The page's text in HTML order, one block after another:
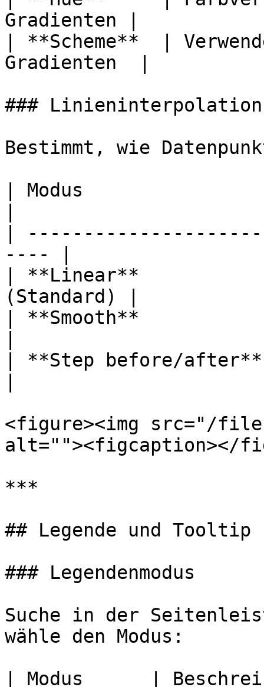
Gradienten |
| **Scheme**  |
Gradienten  |
### Linieninterpolation
Bestimmt, wie
| Modus
|
---- |
| **Linear**            |
(Standard) |
| **Smooth**
| **Step before/after**
<figure><img src="/files/
alt=""><figcaption></
***
## Legende und Tooltip
### Legendenmodus
Suche in der
wähle den Modus:
| Modus      |